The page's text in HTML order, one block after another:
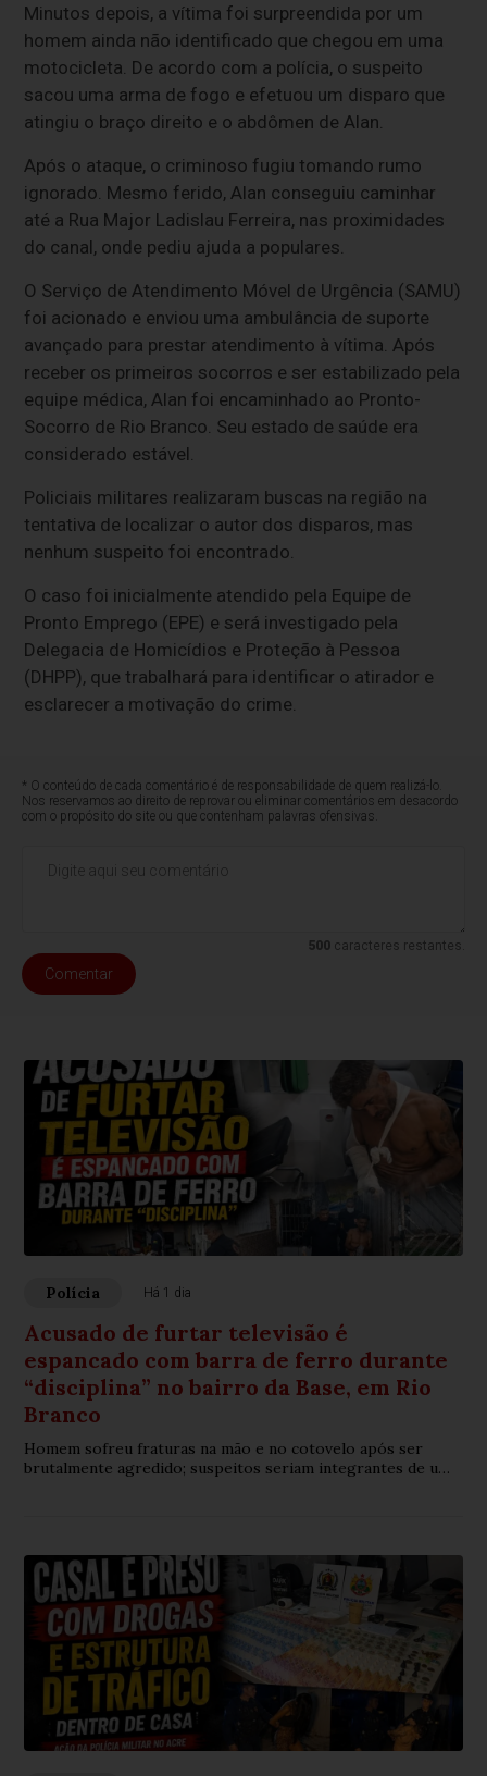
Minutos depois, a vítima foi surpreendida por um
homem ainda não identificado que chegou em uma
motocicleta. De acordo com a polícia, o suspeito
sacou uma arma de fogo e efetuou um disparo que
atingiu o braço direito e o abdômen de Alan.
Após o ataque, o criminoso fugiu tomando rumo
ignorado. Mesmo ferido, Alan conseguiu caminhar
até a Rua Major Ladislau Ferreira, nas proximidades
do canal, onde pediu ajuda a populares.
O Serviço de Atendimento Móvel de Urgência (SAMU)
foi acionado e enviou uma ambulância de suporte
avançado para prestar atendimento à vítima. Após
receber os primeiros socorros e ser estabilizado pela
equipe médica, Alan foi encaminhado ao Pronto-
Socorro de Rio Branco. Seu estado de saúde era
considerado estável.
Policiais militares realizaram buscas na região na
tentativa de localizar o autor dos disparos, mas
nenhum suspeito foi encontrado.
O caso foi inicialmente atendido pela Equipe de
Pronto Emprego (EPE) e será investigado pela
Delegacia de Homicídios e Proteção à Pessoa
(DHPP), que trabalhará para identificar o atirador e
esclarecer a motivação do crime.
* O conteúdo de cada comentário é de responsabilidade de quem realizá-lo.
Nos reservamos ao direito de reprovar ou eliminar comentários em desacordo
com o propósito do site ou que contenham palavras ofensivas.
500caracteres restantes.
Comentar
Polícia Há 1 dia
Acusado de furtar televisão é
espancado com barra de ferro durante
“disciplina” no bairro da Base, em Rio
Branco
Homem sofreu fraturas na mão e no cotovelo após ser
brutalmente agredido; suspeitos seriam integrantes de uma